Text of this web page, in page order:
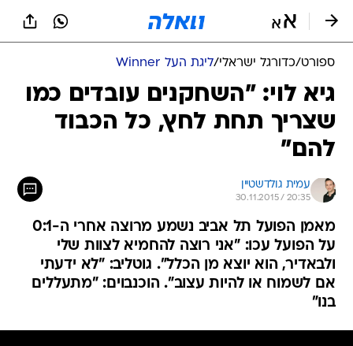
ספורט/כדורגל ישראלי/ליגת העל Winner
גיא לוי: "השחקנים עובדים כמו
שצריך תחת לחץ, כל הכבוד
להם"
עמית גולדשטיין
30.11.2015 / 20:35
מאמן הפועל תל אביב נשמע מרוצה אחרי ה-0:1
על הפועל עכו: "אני רוצה להחמיא לצוות שלי
ולבאדיר, הוא יוצא מן הכלל". גוטליב: "לא ידעתי
אם לשמוח או להיות עצוב". הוכנבוים: "מתעללים
בנו"